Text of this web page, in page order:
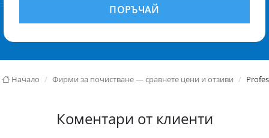
ПОРЪЧАЙ
Начало Фирми за почистване — сравнете цени и отзиви
Коментари от клиенти